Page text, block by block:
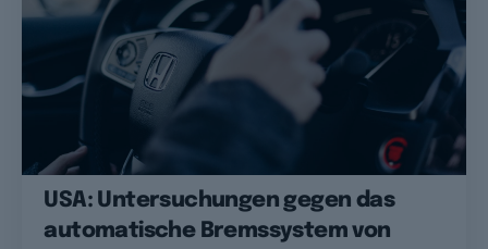
USA: Untersuchungen gegen das
automatische Bremssystem von